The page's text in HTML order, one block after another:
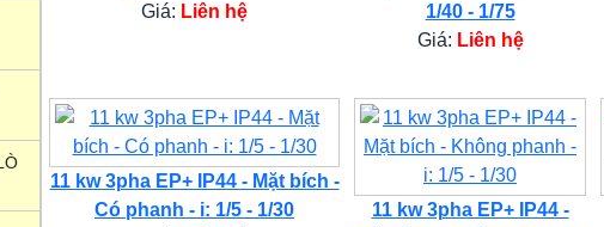
Giá: Liên hệ
1/40 - 1/75
Giá: Liên hệ
11 kw 3pha EP+ IP44 - Mặt bích -
Có phanh - i: 1/5 - 1/30
11 kw 3pha EP+ IP44 -